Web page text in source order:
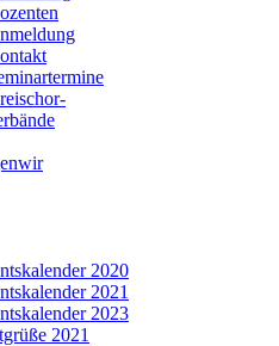
2020
2021
2023
2021